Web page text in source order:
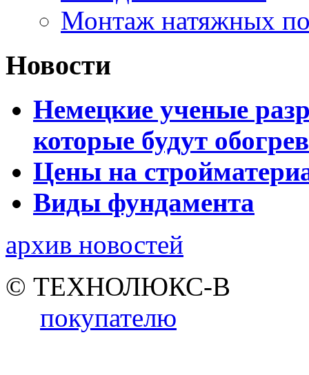
Монтаж натяжных
Новости
Немецкие ученые
которые будут
Цены на
Виды фундамента
архив новостей
© ТЕХНОЛЮКС-В
покупателю